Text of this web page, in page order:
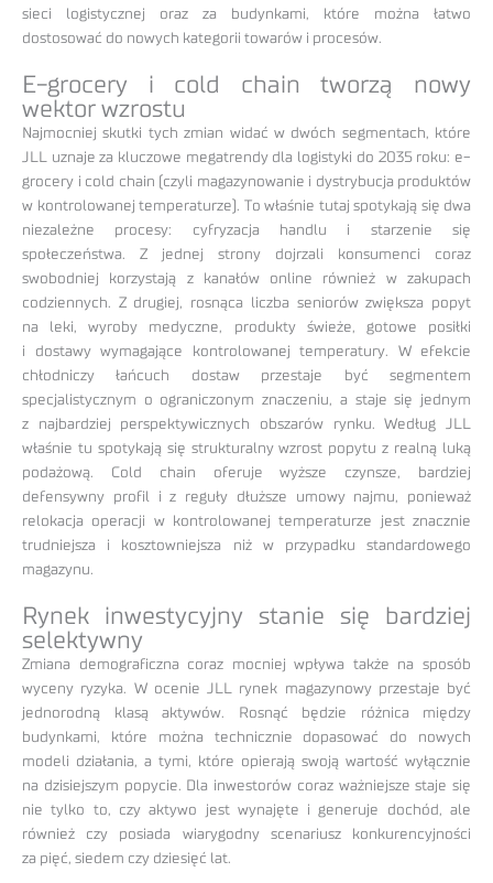
sieci logistycznej oraz za budynkami, które można łatwo
dostosować do nowych kategorii towarów i procesów.
E-grocery i cold chain tworzą nowy
wektor wzrostu
Najmocniej skutki tych zmian widać w dwóch segmentach, które
JLL uznaje za kluczowe megatrendy dla logistyki do 2035 roku: e-
grocery i cold chain (czyli magazynowanie i dystrybucja produktów
w kontrolowanej temperaturze). To właśnie tutaj spotykają się dwa
niezależne procesy: cyfryzacja handlu i starzenie się
społeczeństwa. Z jednej strony dojrzali konsumenci coraz
swobodniej korzystają z kanałów online również w zakupach
codziennych. Z drugiej, rosnąca liczba seniorów zwiększa popyt
na leki, wyroby medyczne, produkty świeże, gotowe posiłki
i dostawy wymagające kontrolowanej temperatury. W efekcie
chłodniczy łańcuch dostaw przestaje być segmentem
specjalistycznym o ograniczonym znaczeniu, a staje się jednym
z najbardziej perspektywicznych obszarów rynku. Według JLL
właśnie tu spotykają się strukturalny wzrost popytu z realną luką
podażową. Cold chain oferuje wyższe czynsze, bardziej
defensywny profil i z reguły dłuższe umowy najmu, ponieważ
relokacja operacji w kontrolowanej temperaturze jest znacznie
trudniejsza i kosztowniejsza niż w przypadku standardowego
magazynu.
Rynek inwestycyjny stanie się bardziej
selektywny
Zmiana demograficzna coraz mocniej wpływa także na sposób
wyceny ryzyka. W ocenie JLL rynek magazynowy przestaje być
jednorodną klasą aktywów. Rosnąć będzie różnica między
budynkami, które można technicznie dopasować do nowych
modeli działania, a tymi, które opierają swoją wartość wyłącznie
na dzisiejszym popycie. Dla inwestorów coraz ważniejsze staje się
nie tylko to, czy aktywo jest wynajęte i generuje dochód, ale
również czy posiada wiarygodny scenariusz konkurencyjności
za pięć, siedem czy dziesięć lat.